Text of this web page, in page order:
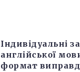
Індивідуальні
англійської
формат